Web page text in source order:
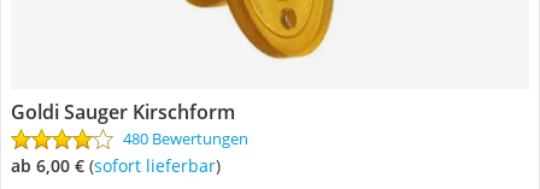
Goldi Sauger Kirschform
480 Bewertungen
ab 6,00 € ( Sofort lieferbar)